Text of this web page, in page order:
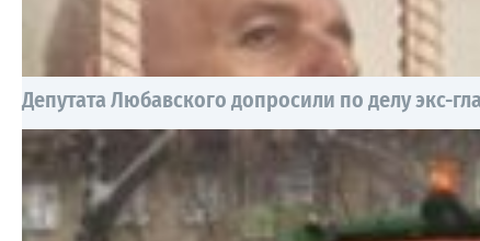
Депутата Любавского допросили по делу экс-